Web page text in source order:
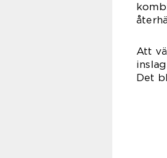
Att
Det